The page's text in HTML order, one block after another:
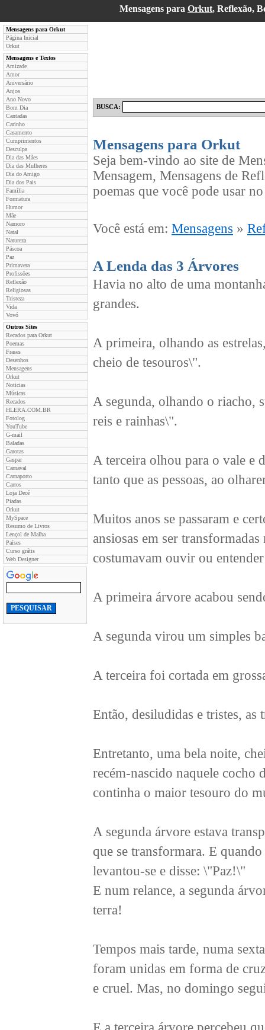
Mensagens para Orkut, Reflexão,
Mensagens para Orkut
Página Inicial
Orkut
Mensagens e Textos
Amizade
Amor
Aniversário
Anjos
Ano Novo
Bom Dia
Cantadas
Carinho
Casamento
Cumprimentos
Desculpa
Dia das Mães
Dia das Mulheres
Dia do Amigo
Dia dos Pais
Família
Formatura
Humor
Mãe
Namoro
Natal
Natureza
Páscoa
Paz
Primavera
Profissões
Reflexão
Religiosas
Tristeza
Vida
Vovó
Outros Sites
Recados para Orkut
Poemas
Frases
Desenhos
Mensagens
Orkut
Noticias
Músicas
Recados
HLERA.COM.BR
Fotolog
YouTube
G-mail
Baladas
Garotas
Gaspar
Carnaval
Carnaporto
Carros
Loja Decé
Piadas
Orkut
MySpace
Resumo de Livros
Lençol de Malha
Países
Curso grátis
Web Designer
BUSCA:
Mensagens para Orkut
Seja bem-vindo ao site de
Mensagem, Mensagens de
poemas que você pode usar
Você está em: Mensagens »
A Lenda das 3 Árvores
Havia no alto de uma
grandes.
A primeira, olhando as
cheio de tesouros\".
A segunda, olhando o riacho,
reis e rainhas\".
A terceira olhou para o vale e
tanto que as pessoas, ao
Muitos anos se passaram e
ansiosas em ser
costumavam ouvir ou
A primeira árvore acabou
A segunda virou um simples
A terceira foi cortada em
Então, desiludidas e tristes, as
Entretanto, uma bela noite,
recém-nascido naquele cocho
continha o maior tesouro do
A segunda árvore estava
que se transformara. E
levantou-se e disse: \"Paz!\"
E num relance, a segunda
terra!
Tempos mais tarde, numa
foram unidas em forma de
e cruel. Mas, no domingo